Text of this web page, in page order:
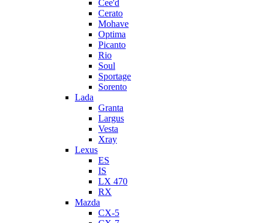
Cee'd
Cerato
Mohave
Optima
Picanto
Rio
Soul
Sportage
Sorento
Lada
Granta
Largus
Vesta
Xray
Lexus
ES
IS
LX 470
RX
Mazda
CX-5